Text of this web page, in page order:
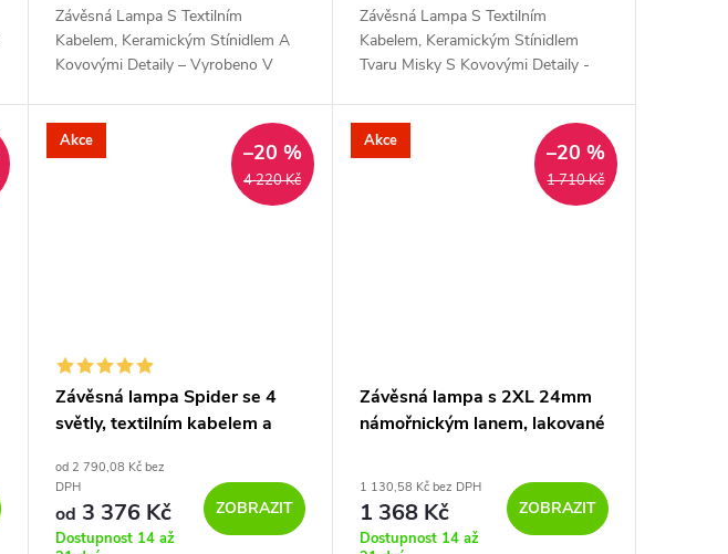
Závěsná Lampa S Textilním
Kabelem, Keramickým Stínidlem A
Kovovými Detaily – Vyrobeno V
Závěsná Lampa S Textilním
Kabelem, Keramickým Stínidlem
Tvaru Misky S Kovovými Detaily -
Akce
4 220 Kč
–20 %
Závěsná lampa Spider se 4
světly, textilním kabelem a
od 2 790,08 Kč bez
DPH
od 3 376 Kč
Dostupnost 14 až
ZOBRAZIT
Akce
1 710 Kč
–20 %
Závěsná lampa s 2XL 24mm
námořnickým lanem, lakované
1 130,58 Kč bez DPH
1 368 Kč
Dostupnost 14 až
ZOBRAZIT